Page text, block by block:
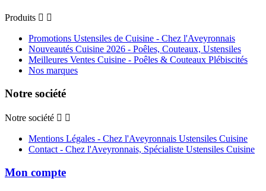
Produits  
Promotions Ustensiles de Cuisine - Chez l'Aveyronnais
Nouveautés Cuisine 2026 - Poêles, Couteaux, Ustensiles
Meilleures Ventes Cuisine - Poêles & Couteaux Plébiscités
Nos marques
Notre société
Notre société  
Mentions Légales - Chez l'Aveyronnais Ustensiles Cuisine
Contact - Chez l'Aveyronnais, Spécialiste Ustensiles Cuisine
Mon compte